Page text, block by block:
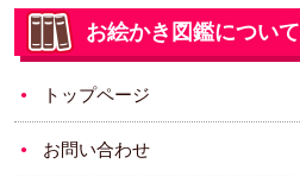
お絵かき図鑑について
トップページ
お問い合わせ